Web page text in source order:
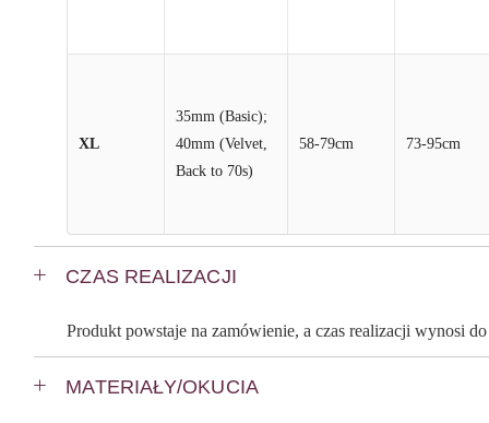
XL
35mm (Basic);
40mm (Velvet,
Back to 70s)
58-79cm 73-95cm
CZAS REALIZACJI
Produkt powstaje na zamówienie, a czas realizacji wynosi
MATERIAŁY/OKUCIA